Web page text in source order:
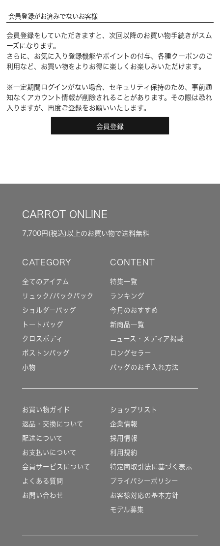
会員登録がお済みでないお客様
会員登録をしていただきますと、次回以降のお買い物手続きがスム
ーズになります。
さらに、お気に入り登録機能やポイントの付与、各種クーポンのご
利用など、お買い物をよりお得に楽しくお楽しみいただけます。
※一定期間ログインがない場合、セキュリティ保持のため、事前通
知なくアカウント情報が削除されることがあります。その際は恐れ
入りますが、再度ご登録をお願いいたします。
会員登録
CARROT ONLINE
7,700円(税込)以上のお買い物で送料無料
全てのアイテム
リュック/バックパック
ショルダーバッグ
トートバッグ
クロスボディ
ボストンバッグ
小物
特集一覧
ランキング
今月のおすすめ
新商品一覧
ニュース・メディア掲載
ロングセラー
バッグのお手入れ方法
お買い物ガイド
返品・交換について
配送について
お支払いについて
会員サービスについて
よくある質問
お問い合わせ
ショップリスト
企業情報
採用情報
利用規約
特定商取引法に基づく表示
プライバシーポリシー
お客様対応の基本方針
モデル募集